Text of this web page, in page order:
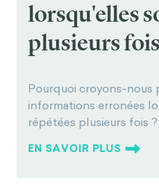
lorsqu'elles
plusieurs
Pourquoi croyons-nous
informations erronées
répétées plusieurs fois ?
EN SAVOIR PLUS